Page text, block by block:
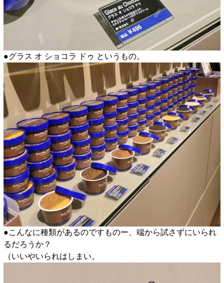
●グラス オ ショコラ ドゥ というもの。
●こんなに種類があるのですものー、端から試さずにいられ
るだろうか？
（いいやいられはしまい。